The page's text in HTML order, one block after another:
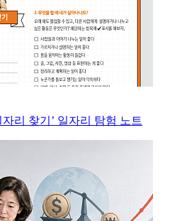
자리 찾기’ 일자리 탐험 노트